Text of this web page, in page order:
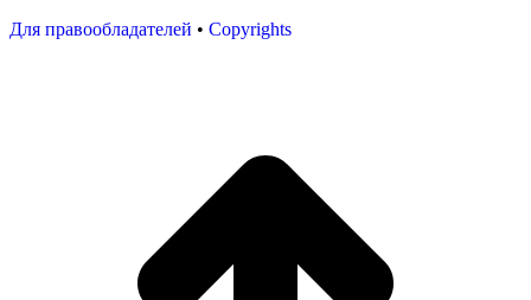
Для правообладателей • Copyrights